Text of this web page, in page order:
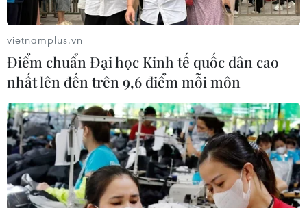
Nhận định Philippines vs
Thái Lan: Madam Pang treo thưởng
tiền tỷ, "Voi chiến" quyết thắng
04/08/2026 09:19
Đội tuyển Việt Nam nhận
thưởng 2 tỷ đồng sau thắng lợi trước
Indonesia
04/08/2026 04:16
vietnamplus.vn
Điểm chuẩn Đại học Kinh tế quốc dân cao
nhất lên đến trên 9,6 điểm mỗi môn